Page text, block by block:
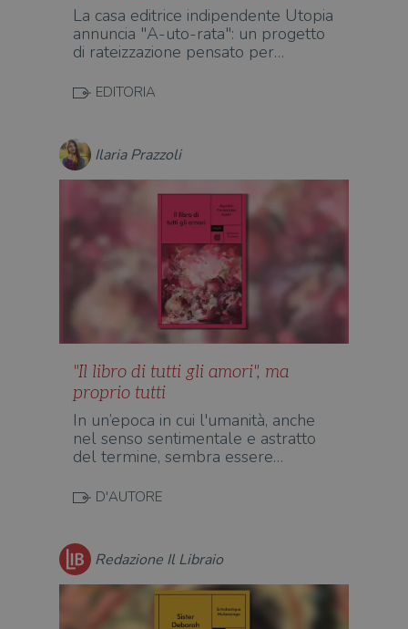
La casa editrice indipendente Utopia
annuncia "A-uto-rata": un progetto
di rateizzazione pensato per…
EDITORIA
Ilaria Prazzoli
"Il libro di tutti gli amori", ma
proprio tutti
In un’epoca in cui l'umanità, anche
nel senso sentimentale e astratto
del termine, sembra essere…
D'AUTORE
Redazione Il Libraio